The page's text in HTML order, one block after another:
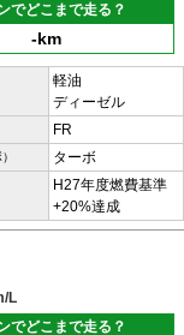
でどこまで走る？
-km
軽油
ディーゼル
FR
ターボ
H27年度燃費基準
+20%達成
L
でどこまで走る？